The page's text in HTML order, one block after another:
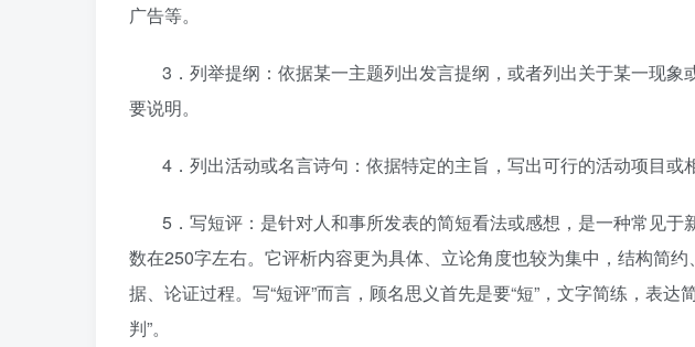
广告等。
3．列举提纲：依据某一主题列出发言提纲，或者列出关于某一现象
要说明。
4．列出活动或名言诗句：依据特定的主旨，写出可行的活动项目或
5．写短评：是针对人和事所发表的简短看法或感想，是一种常见
数在250字左右。它评析内容更为具体、立论角度也较为集中，结构简
据、论证过程。写“短评”而言，顾名思义首先是要“短”，文字简练，表达
判”。